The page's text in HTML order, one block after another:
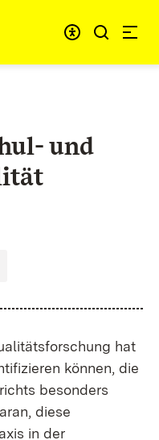
und
hat
können, die
besonders
diese
in der